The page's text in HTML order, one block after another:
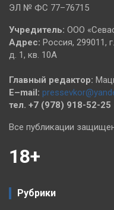
ЭЛ № ФС 77–76715
Учредитель: ООО
Адрес: Россия, 299011,
д. 1, кв. 10А
Главный редактор:
E–mail:
тел. +7 (978) 918-52-25
Все публикации
18+
Рубрики